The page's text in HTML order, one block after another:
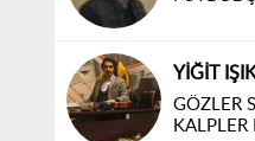
YİĞİT
GÖZLER